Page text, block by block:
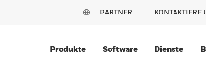
PARTNER KONTAKTIERE
Produkte Software Dienste